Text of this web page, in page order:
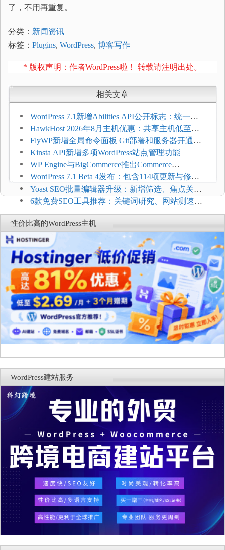
了，不用再重复。
分类： 新闻资讯
标签： Plugins, WordPress, 博客写作
* 版权声明：作者WordPress啦！ 转载请注明出处。
相关文章
WordPress 7.1新增Abilities API公开标志：统一支
持REST API、MCP与AI代理
HawkHost 2026年8月主机优惠：共享主机低至
$2.61/月，高性能主机同步折扣
FlyWP新增全局命令面板 Git部署和服务器开通更
方便
Kinsta API新增多项WordPress站点管理功能
WP Engine与BigCommerce推出Commerce
Connect：WordPress商店可保留前台体验并扩展电
商能力
WordPress 7.1 Beta 4发布：包含114项更新与修
复，仅建议在测试环境体验
Yoast SEO批量编辑器升级：新增筛选、焦点关键
词与AI元数据草稿
6款免费SEO工具推荐：关键词研究、网站测速与
AI可见度检查
性价比高的WordPress主机
WordPress建站服务